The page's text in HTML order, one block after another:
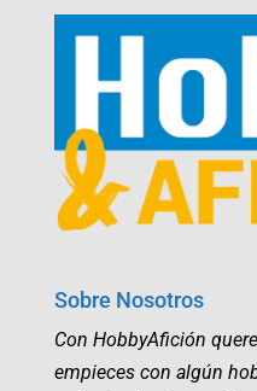
Sobre Nosotros
Con HobbyAfición
empieces con algún